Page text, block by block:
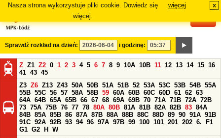
Nasza strona wykorzystuje pliki cookie. Dowiedz się
więcej.
więcej x
Sprawdź rozkład na dzień: i godzinę:
Z Z1 Z2 0 1 2 3 4 5 6 7 8 9 10A 10B 11 12 13 14 15 16
41 43 45
Z3 Z6 Z13 Z43 50A 50B 51A 51B 52 53A 53C 53B 54B 55A
55B 55C 56 57 58A 58B 59 60A 60B 60C 60D 61 62 63
64A 64B 65A 65B 66 67 68 69A 69B 70 71A 71B 72A 72B
73 75A 75B 76 77 78 80A 80B 81A 81B 82A 82B 83 84A
84B 85A 85B 86 87A 87B 88A 88B 88C 88D 89 90 91A 91B
91C 92A 92B 93 94 96 97A 97B 99 100 101 201 202 6.
F1
G1 G2 H
W